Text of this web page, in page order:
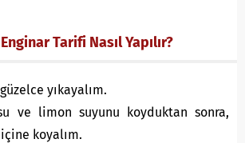
Tarifi Nasıl Yapılır?
yıkayalım.
ve limon suyunu koyduktan sonra,
koyalım.